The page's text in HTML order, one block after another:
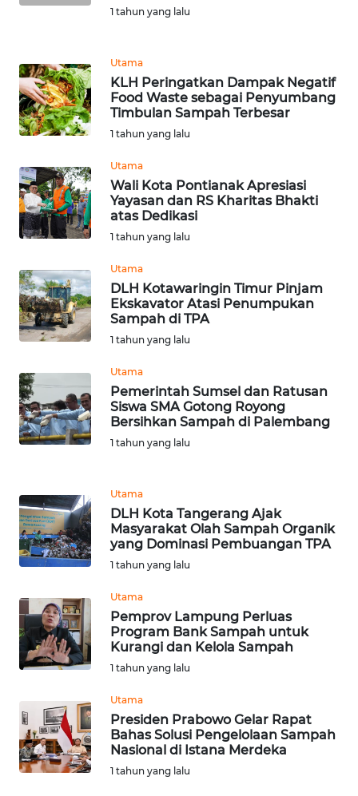
1 tahun yang lalu
Utama
KLH Peringatkan Dampak Negatif
Food Waste sebagai Penyumbang
Timbulan Sampah Terbesar
1 tahun yang lalu
Utama
Wali Kota Pontianak Apresiasi
Yayasan dan RS Kharitas Bhakti
atas Dedikasi
1 tahun yang lalu
Utama
DLH Kotawaringin Timur Pinjam
Ekskavator Atasi Penumpukan
Sampah di TPA
1 tahun yang lalu
Utama
Pemerintah Sumsel dan Ratusan
Siswa SMA Gotong Royong
Bersihkan Sampah di Palembang
1 tahun yang lalu
Utama
DLH Kota Tangerang Ajak
Masyarakat Olah Sampah Organik
yang Dominasi Pembuangan TPA
1 tahun yang lalu
Utama
Pemprov Lampung Perluas
Program Bank Sampah untuk
Kurangi dan Kelola Sampah
1 tahun yang lalu
Utama
Presiden Prabowo Gelar Rapat
Bahas Solusi Pengelolaan Sampah
Nasional di Istana Merdeka
1 tahun yang lalu
WN
DAIRI
WN
TOBA
WN
NIAS
WN
LANGKAT
WN
WN
TANJUNG
LESUNG
KARO
WN
SIMALUNGUN
WN
LABUHANBATU
WN
WN DELI
SERDANG